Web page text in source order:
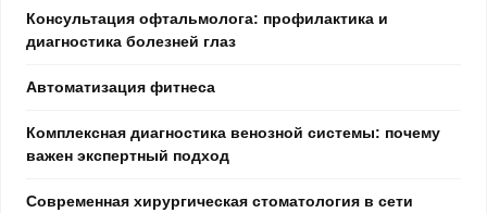
Консультация офтальмолога: профилактика и
диагностика болезней глаз
Автоматизация фитнеса
Комплексная диагностика венозной системы: почему
важен экспертный подход
Современная хирургическая стоматология в сети